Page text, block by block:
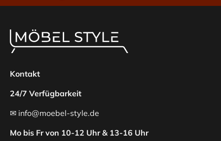
Kontakt
24/7 Verfügbarkeit
✉ info@moebel-style.de
Mo bis Fr von 10-12 Uhr & 13-16 Uhr